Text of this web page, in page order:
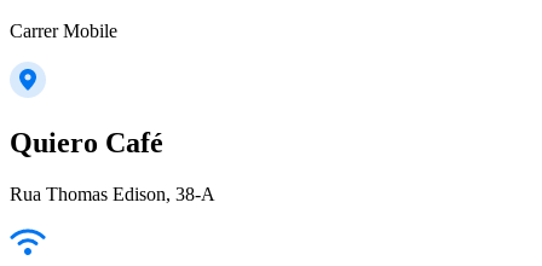
Carrer Mobile
Quiero Café
Rua Thomas Edison, 38-A